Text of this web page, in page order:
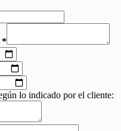
*
lo indicado por el cliente: